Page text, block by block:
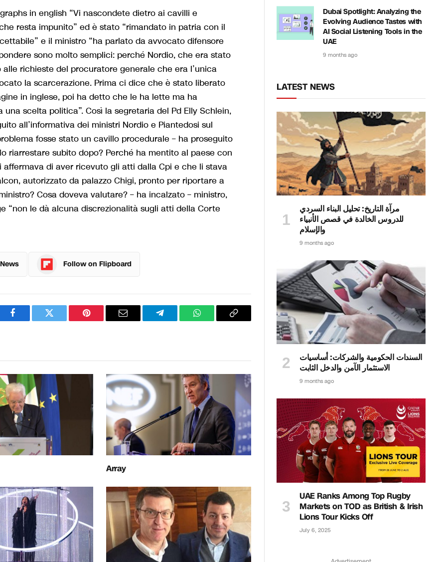
in english “Vi nascondete dietro ai cavilli e
resta impunito” ed è stato “rimandato in patria con il
e il ministro “ha parlato da avvocato difensore
sono molto semplici: perché Nordio, che era stato
richieste del procuratore generale che era l’unica
la scarcerazione. Prima ci dice che è stato liberato
in inglese, poi ha detto che le ha lette ma ha
scelta politica”. Così la segretaria del Pd Elly Schlein,
all’informativa dei ministri Nordio e Piantedosi sul
fosse stato un cavillo procedurale – ha proseguito
riarrestare subito dopo? Perché ha mentito al paese con
di aver ricevuto gli atti dalla Cpi e che li stava
autorizzato da palazzo Chigi, pronto per riportare a
Cosa doveva valutare? – ha incalzato – ministro,
“non le dà alcuna discrezionalità sugli atti della Corte
Follow on Flipboard
FacebookTwitter PinterestEmail TelegramWhatsAppCopy
Array
Dubai Spotlight: Analyzing the
Evolving Audience Tastes with
AI Social Listening Tools in the
UAE
9 months ago
LATEST NEWS
مرآة التاريخ: تحليل البناء السردي
للدروس الخالدة في قصص الأنبياء
والإسلام
9 months ago
السندات الحكومية والشركات: أساسيات
الاستثمار الآمن والدخل الثابت
9 months ago
UAE Ranks Among Top Rugby
Markets on TOD as British & Irish
Lions Tour Kicks Off
July 6, 2025